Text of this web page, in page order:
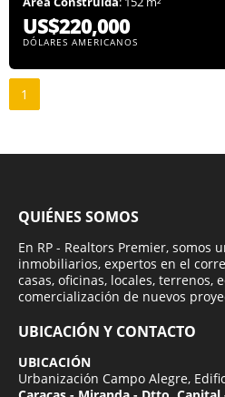
US$220,000
DÓLARES AMERICANOS
1
QUIÉNES SOMOS
En RP - Realtors Premier, somos
inmobiliarios, expertos en el
casas, oficinas, locales, terrenos,
comercialización de nuevos
UBICACIÓN Y CONTACTO
UBICACIÓN
Urbanización Campo Alegre,